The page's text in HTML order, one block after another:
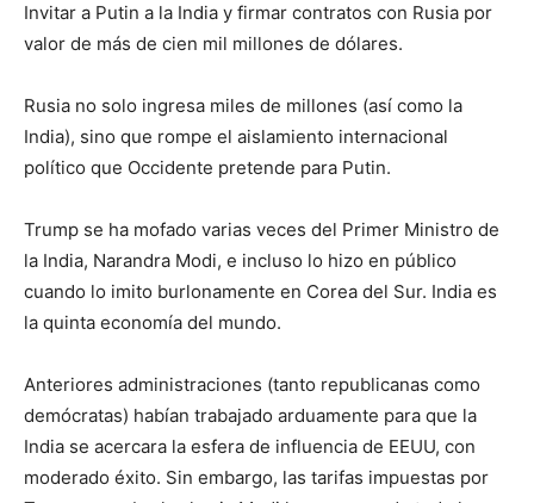
Invitar a Putin a la India y firmar contratos con Rusia por
valor de más de cien mil millones de dólares.
Rusia no solo ingresa miles de millones (así como la
India), sino que rompe el aislamiento internacional
político que Occidente pretende para Putin.
Trump se ha mofado varias veces del Primer Ministro de
la India, Narandra Modi, e incluso lo hizo en público
cuando lo imito burlonamente en Corea del Sur. India es
la quinta economía del mundo.
Anteriores administraciones (tanto republicanas como
demócratas) habían trabajado arduamente para que la
India se acercara la esfera de influencia de EEUU, con
moderado éxito. Sin embargo, las tarifas impuestas por